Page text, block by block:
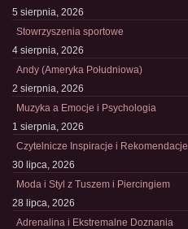
5 sierpnia, 2026
Stowrzyszenia sportowe
4 sierpnia, 2026
Andy (Ameryka Południowa)
2 sierpnia, 2026
Muzyka a Emocje i Psychologia
1 sierpnia, 2026
Czytelnicze Inspiracje i Rekomendacje
30 lipca, 2026
Moda i Styl z Tuszem i Piercingiem
28 lipca, 2026
Adrenalina i Ekstremalne Doznania